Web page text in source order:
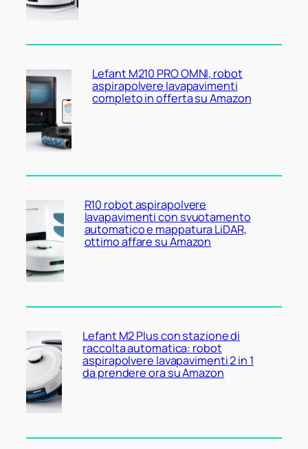
Lefant M210 PRO OMNI, robot
aspirapolvere lavapavimenti
completo in offerta su Amazon
R10 robot aspirapolvere
lavapavimenti con svuotamento
automatico e mappatura LiDAR,
ottimo affare su Amazon
Lefant M2 Plus con stazione di
raccolta automatica: robot
aspirapolvere lavapavimenti 2 in 1
da prendere ora su Amazon